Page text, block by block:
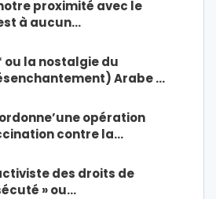
proximité avec le
à aucun…
ou la nostalgie du
Arabe …
opération
contre la…
des droits de
» ou…